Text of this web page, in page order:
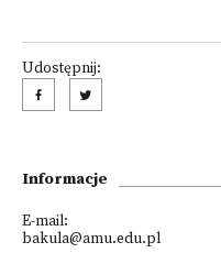
Udostępnij:
Informacje
E-mail:
bakula@amu.edu.pl